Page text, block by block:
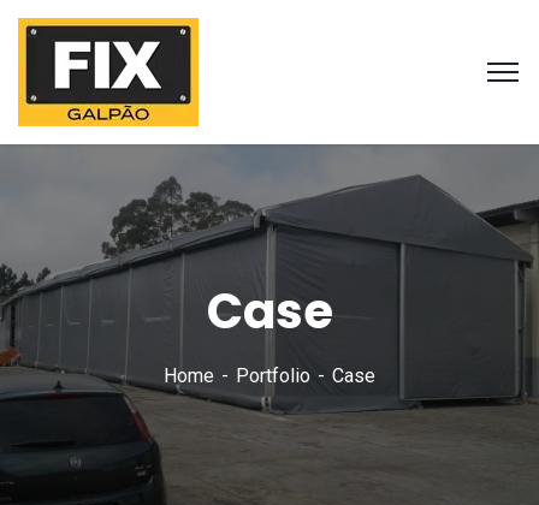
Case
Home Portfolio Case